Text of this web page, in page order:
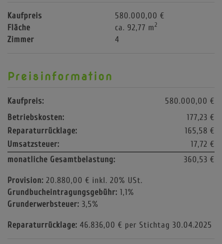
Kaufpreis
580.000,00 €
Fläche
ca. 92,77 m2
Zimmer 4
Preisinformation
Kaufpreis:
580.000,00 €
Betriebskosten:
177,23 €
Reparaturrücklage:
165,58 €
Umsatzsteuer:
17,72 €
monatliche Gesamtbelastung:
360,53 €
Provision: 20.880,00 € inkl. 20% USt.
Grundbucheintragungsgebühr: 1,1%
Grunderwerbsteuer: 3,5%
Reparaturrücklage: 46.836,00 € per Stichtag 30.04.2025